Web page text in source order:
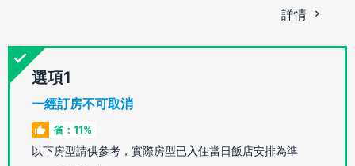
詳情
選項
一經訂房不可取消
省：11%
以下房型請供參考，實際房型已入住當日飯店安排為準